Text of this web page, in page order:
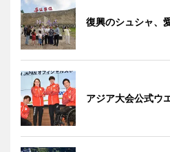
復興のシュシャ、
アジア大会公式ウ